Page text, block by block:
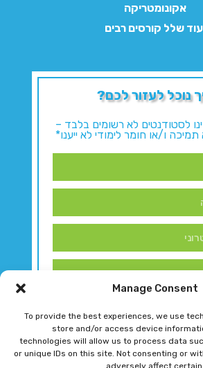
Manage Consent
To provide the best experiences, we use
store and/or access device
technologies will allow us to process data
or unique IDs on this site. Not consenting or
adversely affect
אקונומטריקה
שלל קורסים רבים
נוכל לעזור לכם?
לסטודנטים לא רשומים בלבד –
תמיכה ו/או חומר לימודי לא ייענו*